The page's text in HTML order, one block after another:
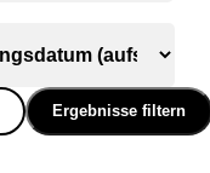
Ergebnisse filtern